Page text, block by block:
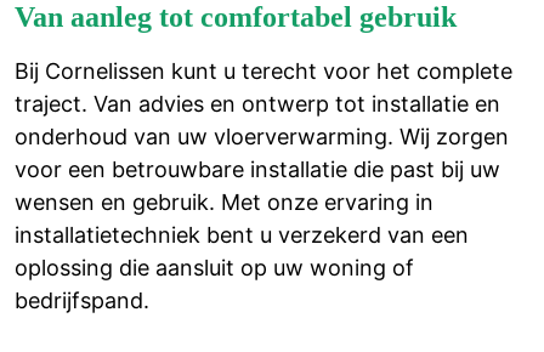
Van aanleg tot comfortabel gebruik
Bij Cornelissen kunt u terecht voor het complete
traject. Van advies en ontwerp tot installatie en
onderhoud van uw vloerverwarming. Wij zorgen
voor een betrouwbare installatie die past bij uw
wensen en gebruik. Met onze ervaring in
installatietechniek bent u verzekerd van een
oplossing die aansluit op uw woning of
bedrijfspand.